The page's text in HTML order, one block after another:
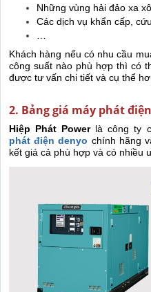
Những vùng hải đảo xa
Các dịch vụ khẩn cấp,
Khách hàng nếu có nhu cầu
công suất nào phù hợp thì có
được tư vấn chi tiết và cụ thể
2. Bảng giá máy phát
Hiệp Phát Powerlà công ty
phát điện denyo chính hãng
kết giá cả phù hợp và có nhiều